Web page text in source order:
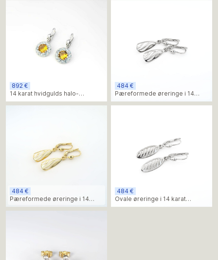
892 €
14 karat hvidgulds halo-
øreringe med citrin og blå
484 €
Pæreformede øreringe i 14
karat hvidguld – elegant
484 €
Pæreformede øreringe i 14
karat massivt gult guld – elegant
484 €
Ovale øreringe i 14 karat
hvidguld – elegant minimalistisk